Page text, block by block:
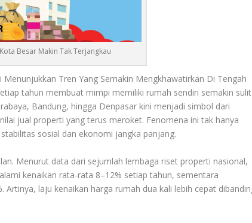
Besar Makin Tak Terjangkau
Tren Yang Semakin Mengkhawatirkan Di Tengah
tahun membuat mimpi memiliki rumah sendiri semakin sulit
Bandung, hingga Denpasar kini menjadi simbol dari
jual properti yang terus meroket. Fenomena ini tak hanya
sosial dan ekonomi jangka panjang.
Menurut data dari sejumlah lembaga riset properti nasional,
kenaikan rata-rata 8–12% setiap tahun, sementara
laju kenaikan harga rumah dua kali lebih cepat